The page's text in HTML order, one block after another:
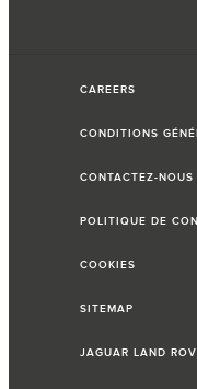
CAREERS
CONDITIONS
CONTACTEZ-NOUS
POLITIQUE DE
COOKIES
SITEMAP
JAGUAR LAND